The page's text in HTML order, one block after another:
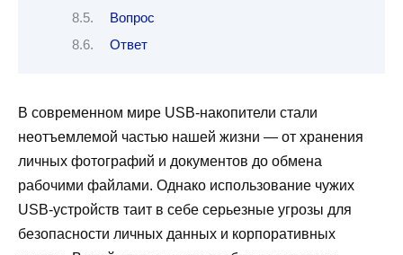
Вопрос
Ответ
В современном мире USB-накопители стали
неотъемлемой частью нашей жизни — от хранения
личных фотографий и документов до обмена
рабочими файлами. Однако использование чужих
USB-устройств таит в себе серьезные угрозы для
безопасности личных данных и корпоративных